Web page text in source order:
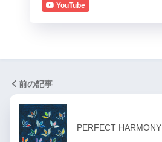
YouTube
前の記事
PERFECT HARMONY